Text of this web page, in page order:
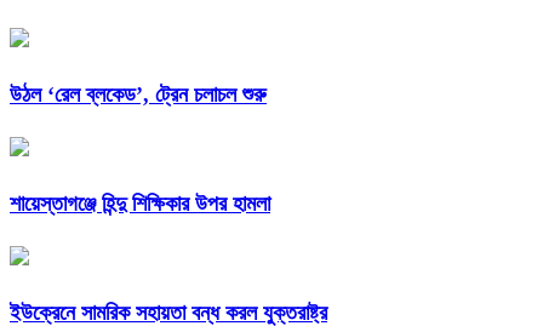
উঠল ‘রেল ব্লকেড’, ট্রেন চলাচল শুরু
শায়েস্তাগঞ্জে হিন্দু শিক্ষিকার উপর হামলা
ইউক্রেনে সামরিক সহায়তা বন্ধ করল যুক্তরাষ্ট্র